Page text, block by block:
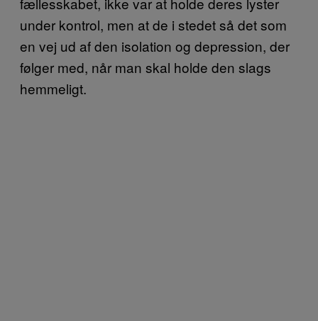
under kontrol, men at de i stedet så det som
en vej ud af den isolation og depression, der
følger med, når man skal holde den slags
hemmeligt.